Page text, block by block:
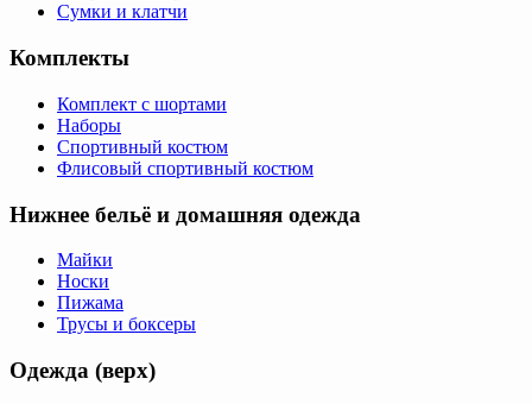
Сумки и клатчи
Комплекты
Комплект с шортами
Наборы
Спортивный костюм
Флисовый спортивный костюм
Нижнее бельё и домашняя одежда
Майки
Носки
Пижама
Трусы и боксеры
Одежда (верх)